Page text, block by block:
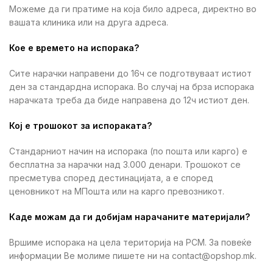
Можеме да ги пратиме на која било адреса, директно во
вашата клиника или на друга адреса.
Кое е времето на испорака?
Сите нарачки направени до 16ч се подготвуваат истиот
ден за стандардна испорака. Во случај на брза испорака
нарачката треба да биде направена до 12ч истиот ден.
Кој е трошокот за испораката?
Стандарниот начин на испорака (по пошта или карго) е
бесплатна за нарачки над 3.000 денари. Трошокот се
пресметува според дестинацијата, а е според
ценовникот на МПошта или на карго превозникот.
Каде можам да ги добијам нарачаните материјали?
Вршиме испорака на цела територија на РСМ. За повеќе
информации Ве молиме пишете ни на contact@opshop.mk.